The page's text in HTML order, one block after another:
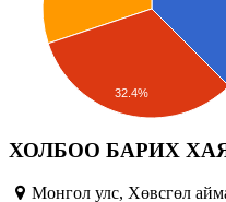
32.4%
ХОЛБОО БАРИХ
Монгол улс, Хөвсгөл